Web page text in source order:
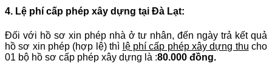
4. Lệ phí cấp phép xây dựng tại Đà Lạt:
Đối với hồ sơ xin phép nhà ở tư nhân, đến ngày trả kết quả
hồ sơ xin phép (hợp lệ) thì lệ phí cấp phép xây dựng thu cho
01 bộ hồ sơ cấp phép xây dựng là :80.000 đồng.